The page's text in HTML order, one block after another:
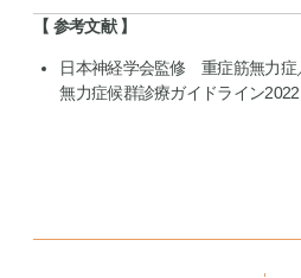
参考文献
日本神経学会監修重症筋無力
無力症候群診療ガイドライン2022